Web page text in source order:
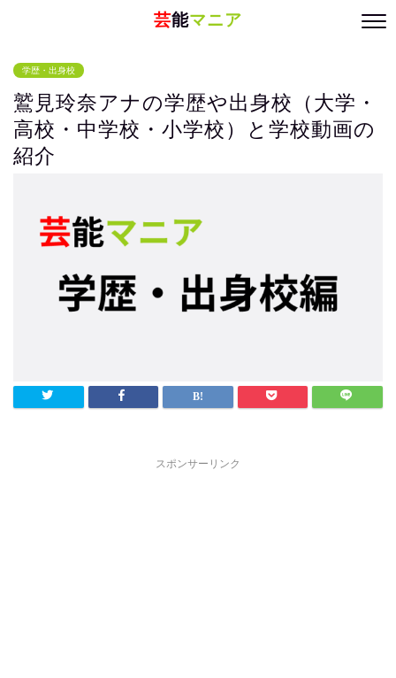
芸能マニア
学歴・出身校
鷲見玲奈アナの学歴や出身校（大学・
高校・中学校・小学校）と学校動画の
紹介
スポンサーリンク